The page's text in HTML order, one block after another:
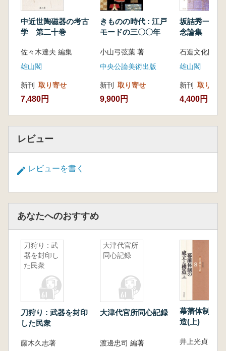
中近世陶磁器の考古
学 第二十巻
佐々木達夫 編集
雄山閣
新刊 取り寄せ
7,480円
きものの時代 : 江戸
モードの三〇〇年
小山弓弦葉 著
中央公論美術出版
新刊 取り寄せ
9,900円
坂詰秀一博
念論集 歴史
雄山閣
新刊 取り寄せ
4,400円
レビュー
レビューを書く
あなたへのおすすめ
刀狩り : 武
器を封印し
た民衆
刀狩り : 武器を封印
した民衆
藤木久志著
大津代官所
同心記録
大津代官所同心記録
渡邊忠司 編著
幕藩体制の
造(上)
井上光貞 [ほ